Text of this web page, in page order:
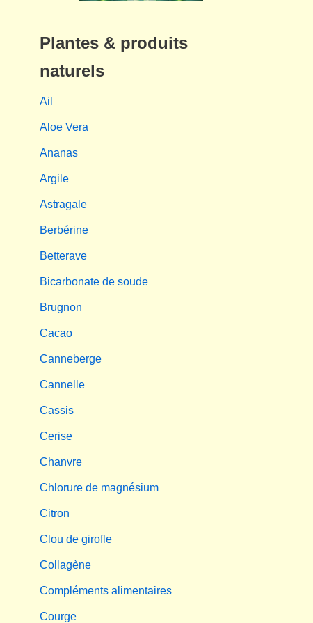
Plantes & produits
naturels
Ail
Aloe Vera
Ananas
Argile
Astragale
Berbérine
Betterave
Bicarbonate de soude
Brugnon
Cacao
Canneberge
Cannelle
Cassis
Cerise
Chanvre
Chlorure de magnésium
Citron
Clou de girofle
Collagène
Compléments alimentaires
Courge